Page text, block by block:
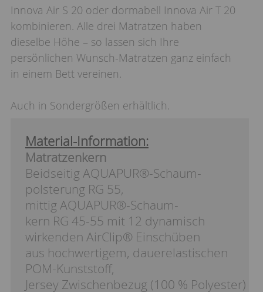
Innova Air S 20 oder dormabell Innova Air T 20
kombinieren. Alle drei Matratzen haben
dieselbe Höhe – so lassen sich Ihre
persönlichen Wunsch-Matratzen ganz einfach
in einem Bett vereinen.
Auch in Sondergrößen erhältlich.
Material-Information:
Matratzenkern
Beidseitig AQUAPUR®-Schaum-
polsterung RG 55,
mittig AQUAPUR®-Schaum-
kern RG 45-55 mit 12 dynamisch
wirkenden AirClip® Einschüben
aus hochwertigem, dauerelastischen
POM-Kunststoff,
Jersey Zwischenbezug (100 % Polyester)